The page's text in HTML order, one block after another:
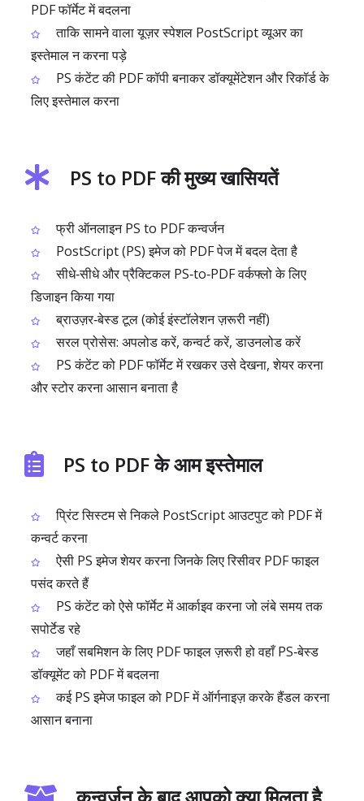
PDF फॉर्मेट में बदलना
ताकि सामने वाला यूज़र स्पेशल PostScript व्यूअर का
इस्तेमाल न करना पड़े
PS कंटेंट की PDF कॉपी बनाकर डॉक्यूमेंटेशन और रिकॉर्ड के
लिए इस्तेमाल करना
PS to PDF की मुख्य खासियतें
फ्री ऑनलाइन PS to PDF कन्वर्जन
PostScript (PS) इमेज को PDF पेज में बदल देता है
सीधे‑सीधे और प्रैक्टिकल PS‑to‑PDF वर्कफ्लो के लिए
डिजाइन किया गया
ब्राउज़र‑बेस्ड टूल (कोई इंस्टॉलेशन ज़रूरी नहीं)
सरल प्रोसेस: अपलोड करें, कन्वर्ट करें, डाउनलोड करें
PS कंटेंट को PDF फॉर्मेट में रखकर उसे देखना, शेयर करना
और स्टोर करना आसान बनाता है
PS to PDF के आम इस्तेमाल
प्रिंट सिस्टम से निकले PostScript आउटपुट को PDF में
कन्वर्ट करना
ऐसी PS इमेज शेयर करना जिनके लिए रिसीवर PDF फाइल
पसंद करते हैं
PS कंटेंट को ऐसे फॉर्मेट में आर्काइव करना जो लंबे समय तक
सपोर्टेड रहे
जहाँ सबमिशन के लिए PDF फाइल ज़रूरी हो वहाँ PS‑बेस्ड
डॉक्यूमेंट को PDF में बदलना
कई PS इमेज फाइल को PDF में ऑर्गनाइज़ करके हैंडल करना
आसान बनाना